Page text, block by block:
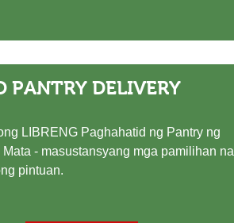
PANTRY DELIVERY
LIBRENG Paghahatid ng Pantry ng
Mata - masustansyang mga pamilihan na
pintuan.